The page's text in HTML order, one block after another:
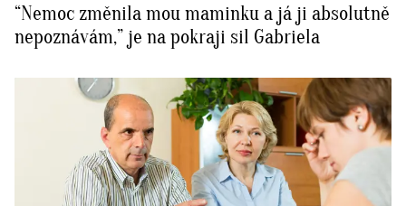
“Nemoc změnila mou maminku a já ji absolutně
nepoznávám,” je na pokraji sil Gabriela